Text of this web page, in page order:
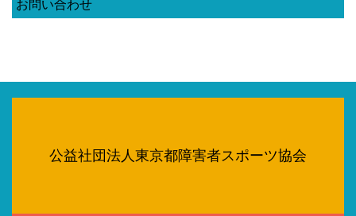
お問い合わせ
公益社団法人東京都障害者スポーツ協会